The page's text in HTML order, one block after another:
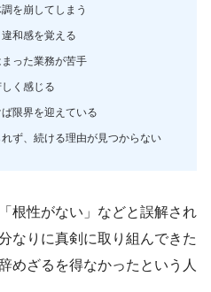
を崩してしまう
和感を覚える
った業務が苦手
く感じる
限界を迎えている
ず、続ける理由が見つからない
根性がない」などと誤解され
なりに真剣に取り組んできた
めざるを得なかったという人